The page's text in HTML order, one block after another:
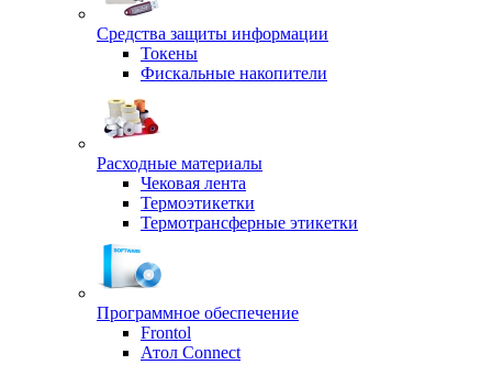
Средства защиты информации
Токены
Фискальные накопители
Расходные материалы
Чековая лента
Термоэтикетки
Термотрансферные этикетки
Программное обеспечение
Frontol
Атол Connect